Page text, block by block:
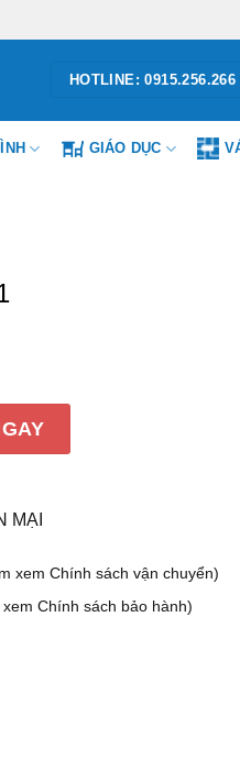
HOTLINE: 0915.256.266
GIÁO DỤC
MẠI
xem Chính sách vận chuyển)
Chính sách bảo hành)